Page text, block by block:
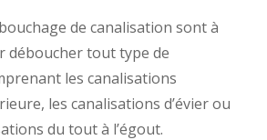
de canalisation sont à
déboucher tout type de
les canalisations
les canalisations d’évier ou
du tout à l’égout.